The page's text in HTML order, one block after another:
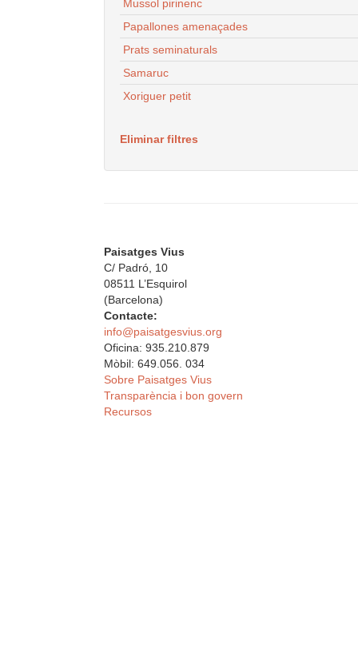
Mussol pirinenc
Papallones amenaçades
Prats seminaturals
Samaruc
Xoriguer petit
Eliminar filtres
Paisatges Vius
C/ Padró, 10
08511 L’Esquirol
(Barcelona)
Contacte:
info@paisatgesvius.org
Oficina: 935.210.879
Mòbil: 649.056. 034
Sobre Paisatges Vius
Transparència i bon govern
Recursos